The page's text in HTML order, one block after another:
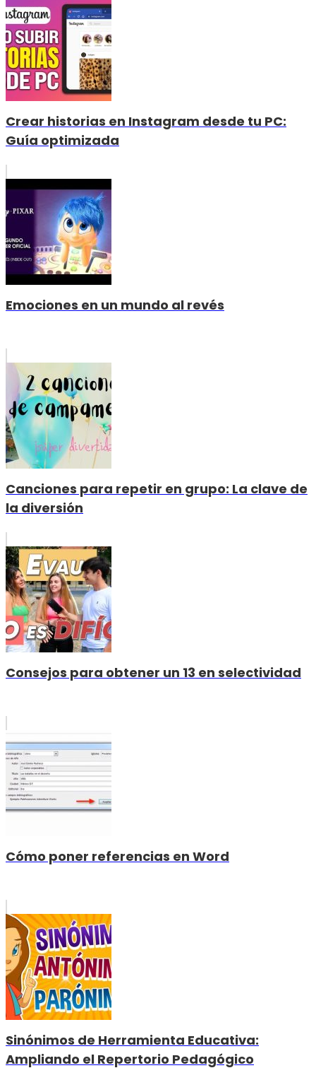
Crear historias en Instagram desde tu PC:
Guía optimizada
Emociones en un mundo al revés
Canciones para repetir en grupo: La clave de
la diversión
Consejos para obtener un 13 en selectividad
Cómo poner referencias en Word
Sinónimos de Herramienta Educativa:
Ampliando el Repertorio Pedagógico